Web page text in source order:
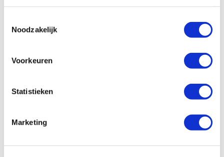
Noodzakelijk
Voorkeuren
Statistieken
Marketing
Anderen kochten ook